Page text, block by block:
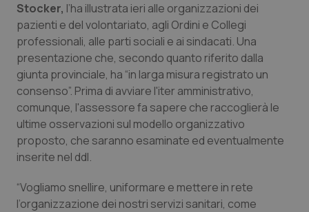
Calabria
Campania
Emilia-Romagna
Friuli Venezia Giulia
Lazio
Liguria
Asma & BPCO
Car-T
Colesterolo & coronaropatie
Dermatite Atopica
Diabete & glucometri
Disturbi dell’umore
Stocker, l’ha illustrata ieri alle organizzazioni dei
pazienti e del volontariato, agli Ordini e Collegi
professionali, alle parti sociali e ai sindacati. Una
presentazione che, secondo quanto riferito dalla
giunta provinciale, ha “in larga misura registrato un
consenso”. Prima di avviare l'iter amministrativo,
comunque, l'assessore fa sapere che raccoglierà le
ultime osservazioni sul modello organizzativo
proposto, che saranno esaminate ed eventualmente
inserite nel ddl.
“Vogliamo snellire, uniformare e mettere in rete
l’organizzazione dei nostri servizi sanitari, come